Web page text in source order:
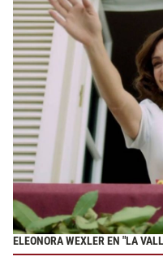
ELEONORA WEXLER EN "LA